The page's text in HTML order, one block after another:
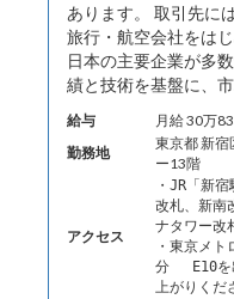
あります。 取引先に
旅行・航空会社をは
日本の主要企業が多
績と技術を基盤に、
給与
月給 30万
勤務地
東京都 新宿
ー13階
アクセス
・JR「新
改札、新南
ナタワー改
・東京メ
分 E10を
上がりくだ